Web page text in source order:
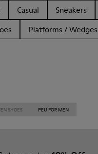
Casual Sneakers
Platforms / Wedges
SHOES PEU FOR MEN